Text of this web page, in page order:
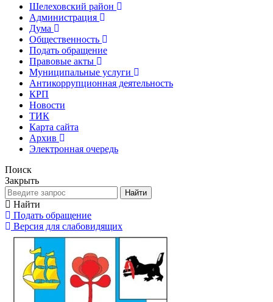
Шелеховский район
Администрация
Дума
Общественность
Подать обращение
Правовые акты
Муниципальные услуги
Антикоррупционная деятельность
КРП
Новости
ТИК
Карта сайта
Архив
Электронная очередь
Поиск
Закрыть
Найти
Найти
Подать обращение
Версия для слабовидящих